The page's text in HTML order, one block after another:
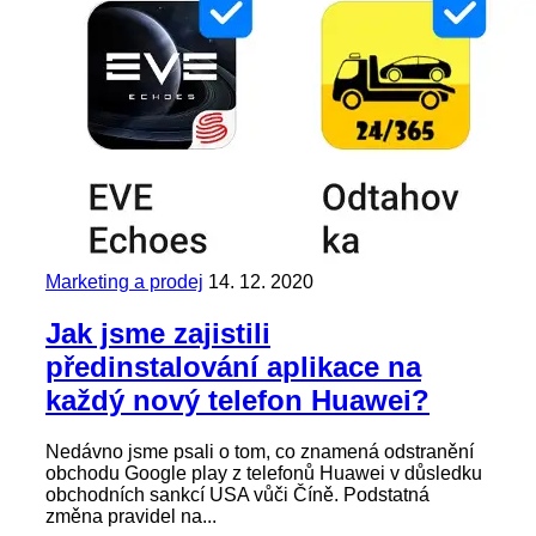
Marketing a prodej 14. 12. 2020
Jak jsme zajistili
předinstalování aplikace na
každý nový telefon Huawei?
Nedávno jsme psali o tom, co znamená odstranění
obchodu Google play z telefonů Huawei v důsledku
obchodních sankcí USA vůči Číně. Podstatná
změna pravidel na...